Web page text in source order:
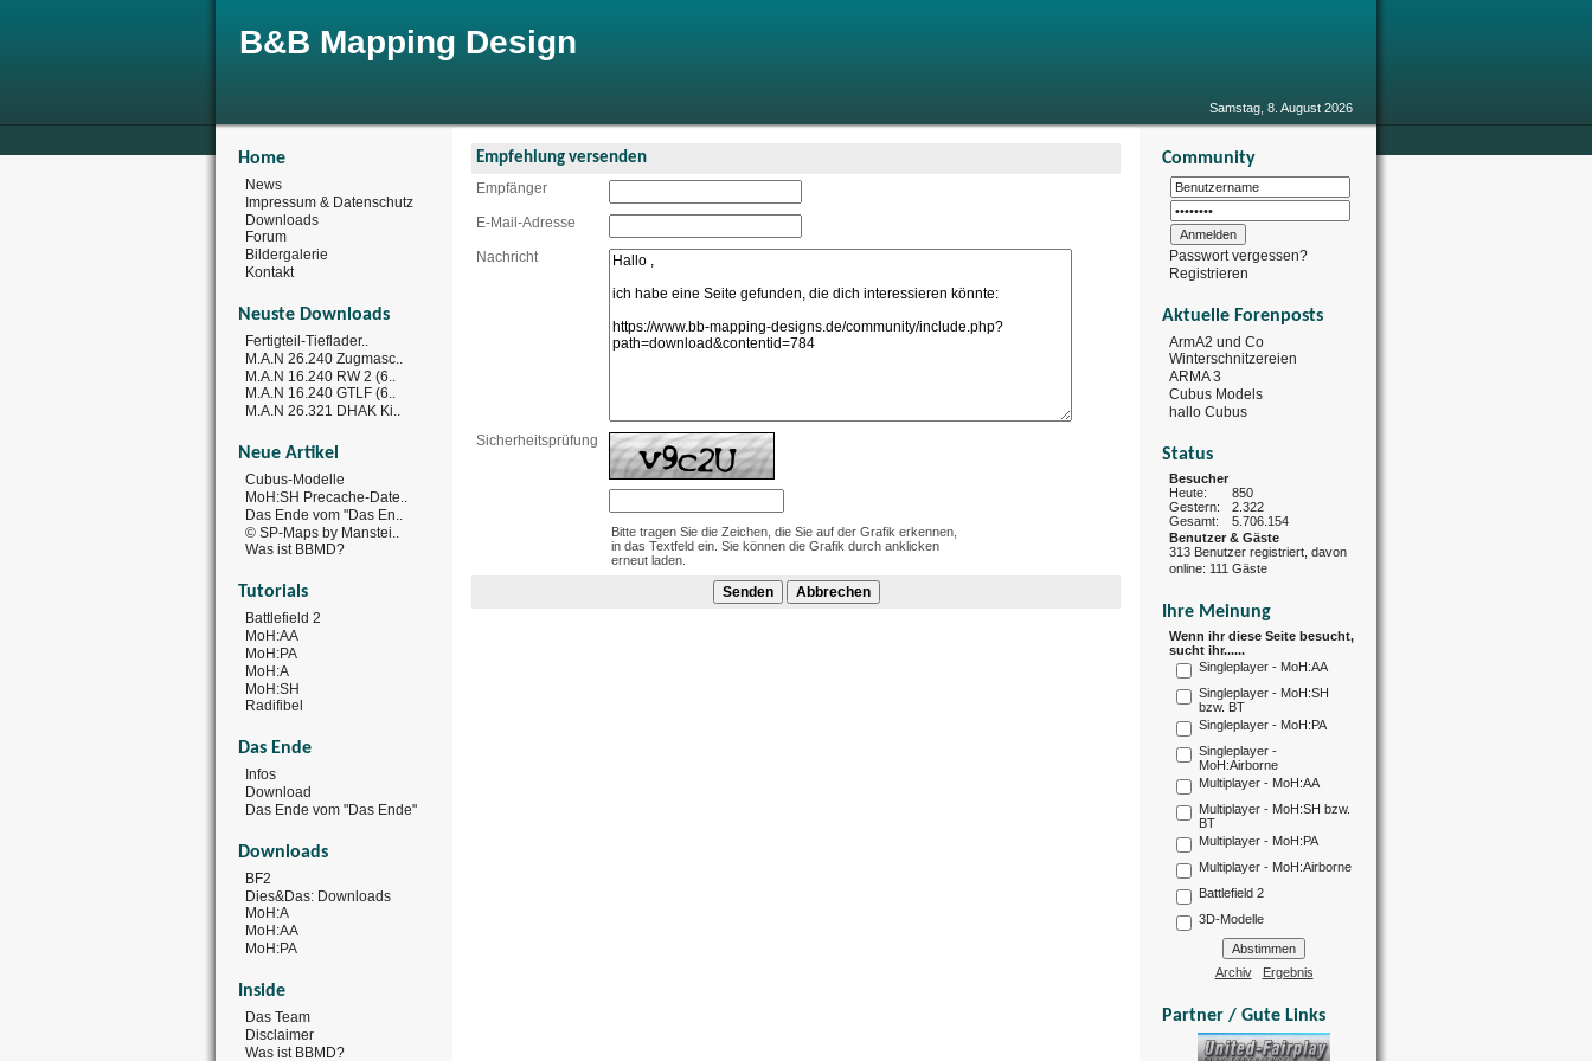
B&B Mapping Design
Samstag, 8. August 2026
Home
News
Impressum & Datenschutz
Downloads
Forum
Bildergalerie
Kontakt
Neuste Downloads
Fertigteil-Tieflader..
M.A.N 26.240 Zugmasc..
M.A.N 16.240 RW 2 (6..
M.A.N 16.240 GTLF (6..
M.A.N 26.321 DHAK Ki..
Neue Artikel
Cubus-Modelle
MoH:SH Precache-Date..
Das Ende vom "Das En..
© SP-Maps by Manstei..
Was ist BBMD?
Tutorials
Battlefield 2
MoH:AA
MoH:PA
MoH:A
MoH:SH
Radifibel
Das Ende
Infos
Download
Das Ende vom "Das Ende"
Downloads
BF2
Dies&Das: Downloads
MoH:A
MoH:AA
MoH:PA
Inside
Das Team
Disclaimer
Was ist BBMD?
Empfehlung versenden
Empfänger
E-Mail-Adresse
Nachricht
Sicherheitsprüfung
Bitte tragen Sie die Zeichen, die Sie auf der Grafik erkennen,
in das Textfeld ein. Sie können die Grafik durch anklicken
erneut laden.
Community
Passwort vergessen?
Registrieren
Aktuelle Forenposts
ArmA2 und Co
Winterschnitzereien
ARMA 3
Cubus Models
hallo Cubus
Status
Besucher
Heute:
850
Gestern:
2.322
Gesamt:
5.706.154
Benutzer & Gäste
313 Benutzer registriert, davon
online: 111 Gäste
Ihre Meinung
Wenn ihr diese Seite besucht,
sucht ihr......
Singleplayer - MoH:AA
Singleplayer - MoH:SH
bzw. BT
Singleplayer - MoH:PA
Singleplayer -
MoH:Airborne
Multiplayer - MoH:AA
Multiplayer - MoH:SH bzw.
BT
Multiplayer - MoH:PA
Multiplayer - MoH:Airborne
Battlefield 2
3D-Modelle
Archiv Ergebnis
Partner / Gute Links